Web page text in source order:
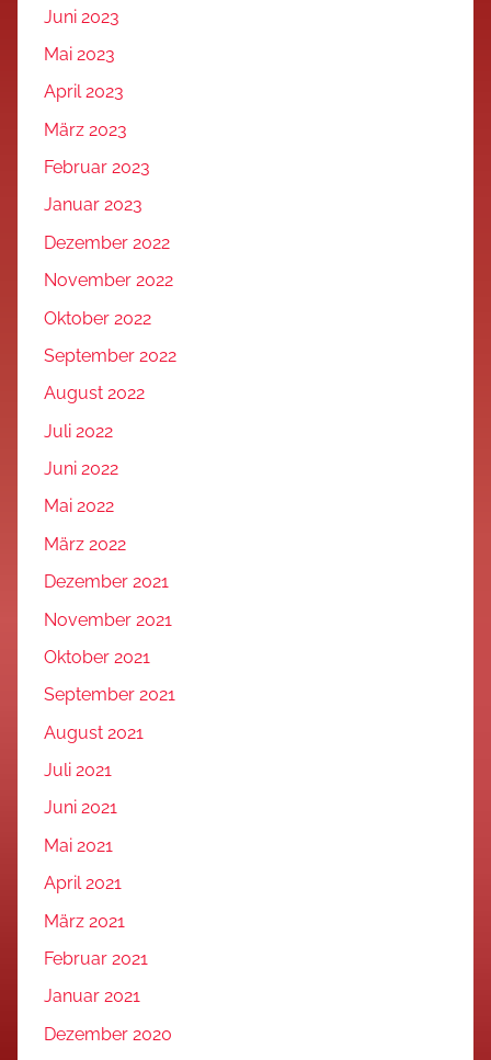
Juni 2023
Mai 2023
April 2023
März 2023
Februar 2023
Januar 2023
Dezember 2022
November 2022
Oktober 2022
September 2022
August 2022
Juli 2022
Juni 2022
Mai 2022
März 2022
Dezember 2021
November 2021
Oktober 2021
September 2021
August 2021
Juli 2021
Juni 2021
Mai 2021
April 2021
März 2021
Februar 2021
Januar 2021
Dezember 2020